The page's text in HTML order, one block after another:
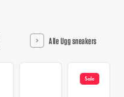
Alle Ugg sneakers
Sale